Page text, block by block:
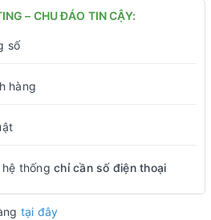
– CHU ĐÁO TIN CẬY:
số
hàng
thống chỉ cần số điện thoại
tại đây